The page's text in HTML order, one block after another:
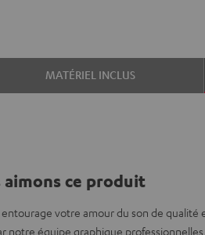
MATÉRIEL INCLUS
ce produit
votre amour du son de qualité
notre équipe graphique